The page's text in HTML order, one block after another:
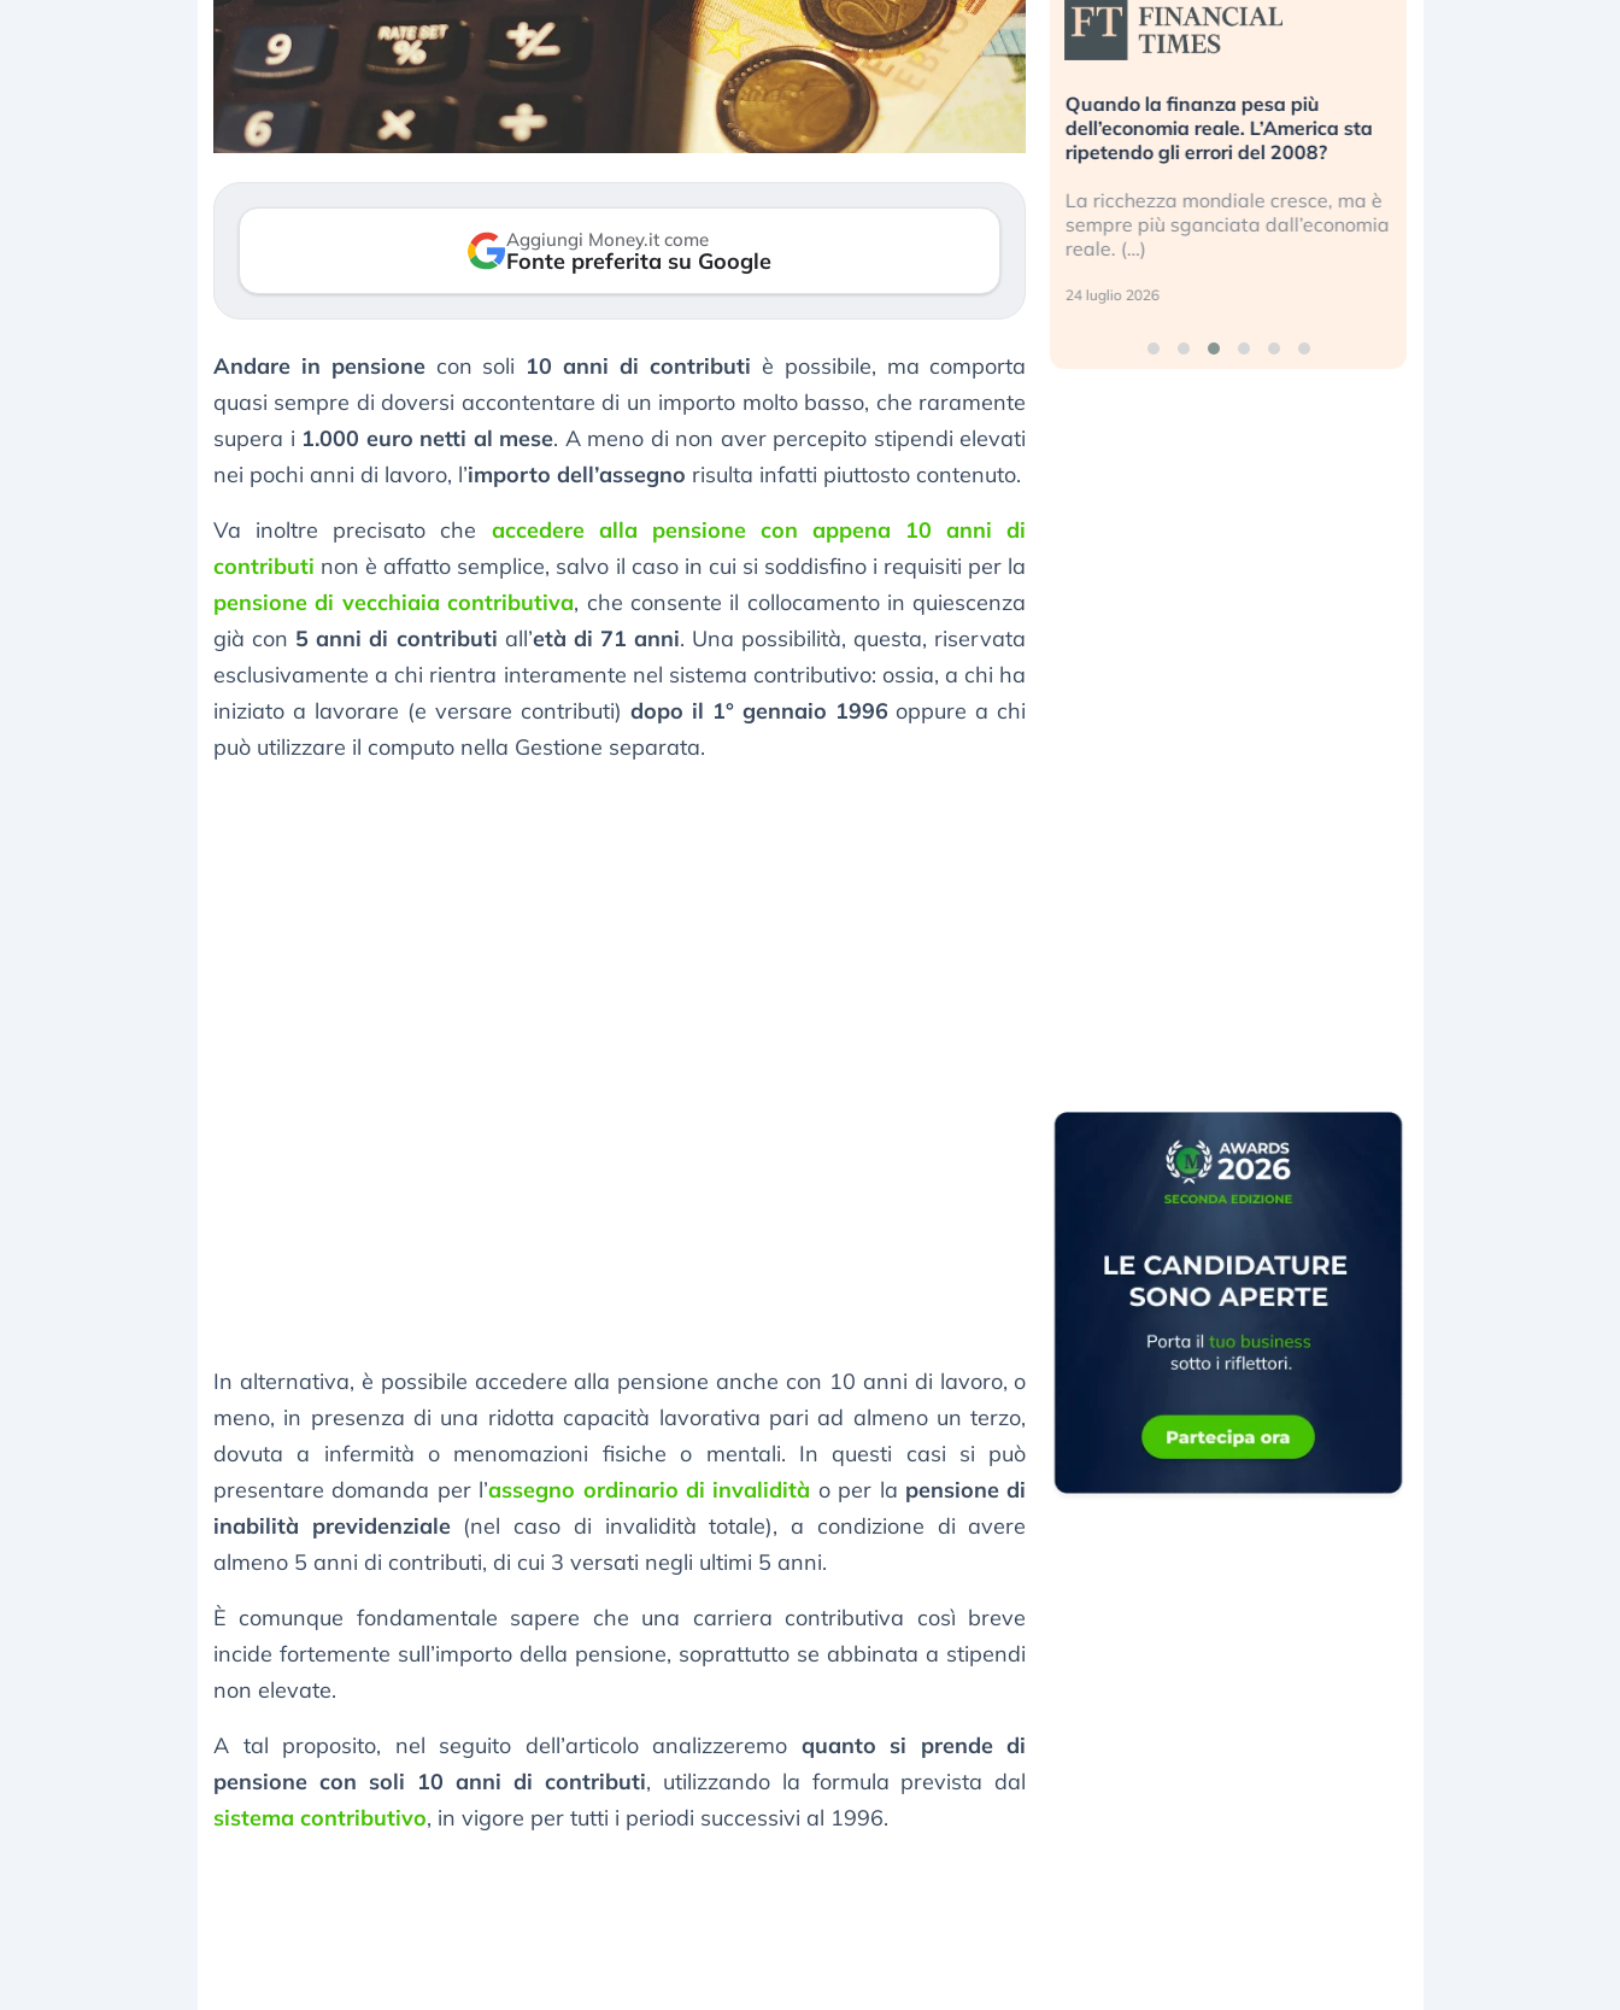
Aggiungi Money.it come
Fonte preferita su Google
Andare in pensionecon soli 10 anni di contributi è possibile, ma comporta
quasi sempre di doversi accontentare di un importo molto basso, che raramente
supera i 1.000 euro netti al mese. A meno di non aver percepito stipendi elevati
nei pochi anni di lavoro, l’importo dell’assegno risulta infatti piuttosto contenuto.
Va inoltre precisato che accedere alla pensione con appena 10 anni di
contributi non è affatto semplice, salvo il caso in cui si soddisfino i requisiti per la
pensione di vecchiaia contributiva, che consente il collocamento in quiescenza
già con 5 anni di contributi all’età di 71 anni. Una possibilità, questa, riservata
esclusivamente a chi rientra interamente nel sistema contributivo: ossia, a chi ha
iniziato a lavorare (e versare contributi) dopo il 1° gennaio 1996 oppure a chi
può utilizzare il computo nella Gestione separata.
In alternativa, è possibile accedere alla pensione anche con 10 anni di lavoro, o
meno, in presenza di una ridotta capacità lavorativa pari ad almeno un terzo,
dovuta a infermità o menomazioni fisiche o mentali. In questi casi si può
presentare domanda per l’assegno ordinario di invalidità o per la pensione di
inabilità previdenziale(nel caso di invalidità totale), a condizione di avere
almeno 5 anni di contributi, di cui 3 versati negli ultimi 5 anni.
È comunque fondamentale sapere che una carriera contributiva così breve
incide fortemente sull’importo della pensione, soprattutto se abbinata a stipendi
non elevate.
A tal proposito, nel seguito dell’articolo analizzeremo quanto si prende di
pensione con soli 10 anni di contributi, utilizzando la formula prevista dal
sistema contributivo, in vigore per tutti i periodi successivi al 1996.
Dalle valutazioni estreme alla
correzione. Cosa sta guidando il
repricing degli asset?
3 agosto 2026
«La mia vita è rovinata». Investitori
in preda al panico dopo lo scoppio
della bolla AI
Kospi, mentre gli investitori retail (…)
30 luglio 2026
Quando la finanza pesa più
dell’economia reale. L’America sta
ripetendo gli errori del 2008?
La ricchezza mondiale cresce, ma è
sempre più sganciata dall’economia
reale. (…)
24 luglio 2026